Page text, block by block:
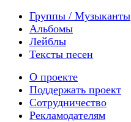
Группы / Музыканты
Альбомы
Лейблы
Тексты песен
О проекте
Поддержать проект
Сотрудничество
Рекламодателям